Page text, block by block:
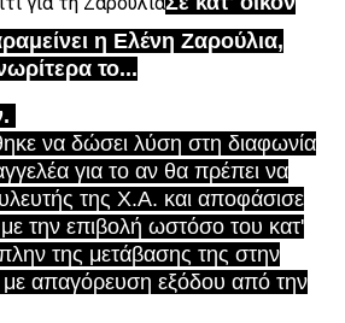
η Ελένη Ζαρούλια,
το...
να δώσει λύση στη διαφωνία
για το αν θα πρέπει να
της Χ.Α. και αποφάσισε
την επιβολή ωστόσο του κατ'
της μετάβασης της στην
με απαγόρευση εξόδου από την